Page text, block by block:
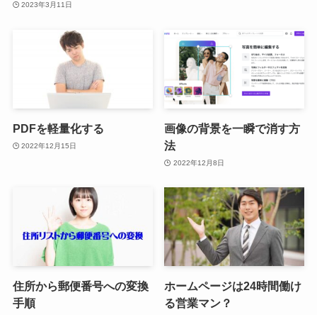
2023年3月11日
PDFを軽量化する
2022年12月15日
画像の背景を一瞬で消す方
法
2022年12月8日
住所から郵便番号への変換
手順
ホームページは24時間働け
る営業マン？